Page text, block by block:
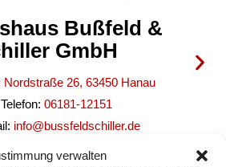
verwalten
Bußfeld &
GmbH
Nordstraße 26, 63450 Hanau
Telefon: 06181-12151
info@bussfeldschiller.de